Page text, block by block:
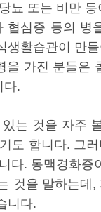
뇨 또는 비만
협심증 등의 병
생활습관이 만
가진 분들은
다.
는 것을 자주
도 합니다. 그
다. 동맥경화
것을 말하는데
니다.